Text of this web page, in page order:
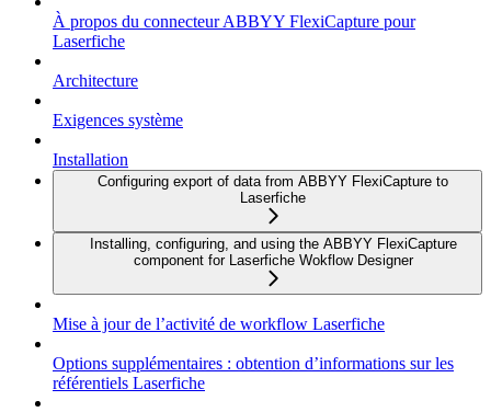
À propos du connecteur ABBYY FlexiCapture pour
Laserfiche
Architecture
Exigences système
Installation
Configuring export of data from ABBYY FlexiCapture to
Laserfiche
Installing, configuring, and using the ABBYY FlexiCapture
component for Laserfiche Wokflow Designer
Mise à jour de l’activité de workflow Laserfiche
Options supplémentaires : obtention d’informations sur les
référentiels Laserfiche